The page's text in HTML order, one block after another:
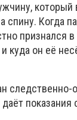
спину. Когда
признался
куда он её
следственно-
показания